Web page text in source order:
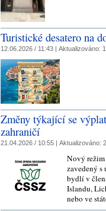
Turistické desatero na
12.06.2026 / 11:43 | Aktualizováno:
Změny týkající se
zahraničí
21.04.2026 / 10:55 | Aktualizováno:
Nový
zavedený s
bydlí v
Islandu,
nebo ve